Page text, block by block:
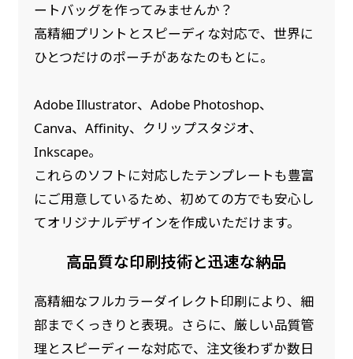
ートバッグを作ってみませんか？
高精細プリントとスピーディな対応で、世界に
ひとつだけのポーチがあなたのもとに。
Adobe Illustrator、Adobe Photoshop、
Canva、Affinity、クリップスタジオ、
Inkscape。
これらのソフトに対応したテンプレートも豊富
にご用意しているため、初めての方でも安心し
てオリジナルデザインを作成いただけます。
高品質な印刷技術と迅速な納品
高精細なフルカラーダイレクト印刷により、細
部までくっきりと表現。さらに、厳しい品質管
理とスピーディーな対応で、注文後わずか数日